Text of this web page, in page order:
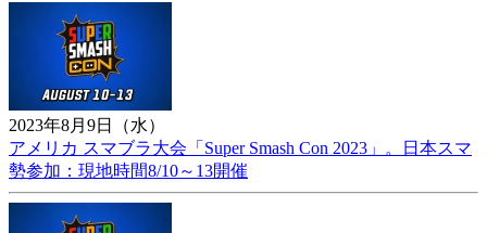
2023年8月9日（水）
アメリカ スマブラ大会「Super Smash Con 2023」。日本スマ
勢参加：現地時間8/10～13開催